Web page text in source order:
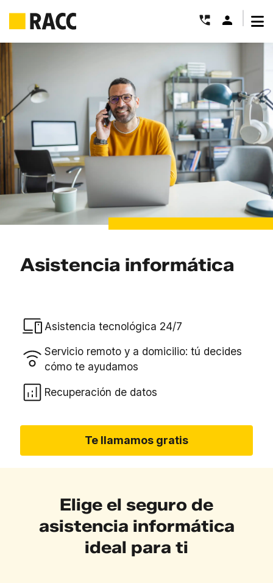
Asistencia informática
Asistencia tecnológica 24/7
Servicio remoto y a domicilio: tú decides
cómo te ayudamos
Recuperación de datos
Te llamamos gratis
Elige el seguro de
asistencia informática
ideal para ti